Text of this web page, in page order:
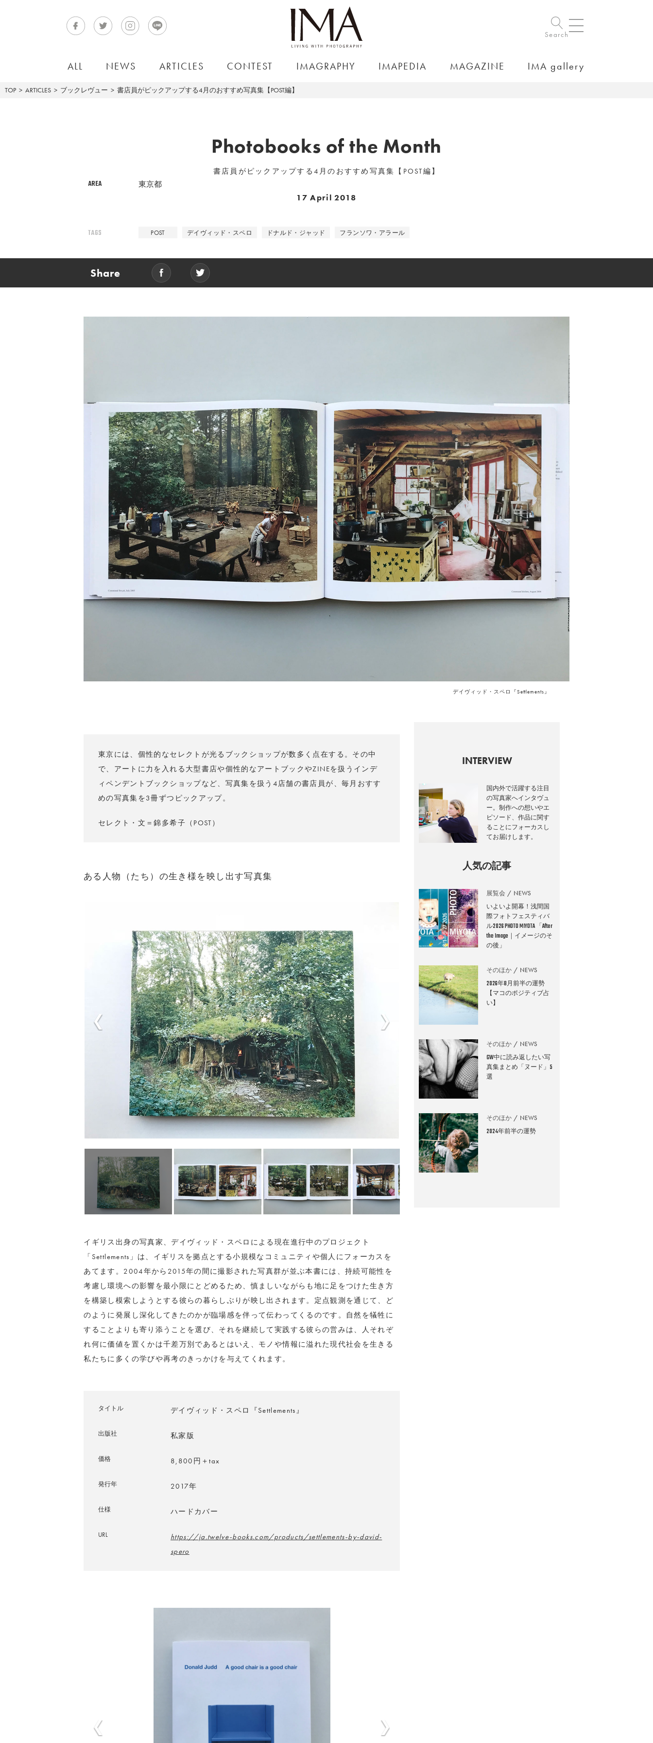
Search
ALL NEWS ARTICLES CONTEST IMAGRAPHY IMAPEDIA MAGAZINE IMA gallery
TOP ARTICLES ブックレヴュー 書店員がピックアップする4月のおすすめ写真集【POST編】
Photobooks of the Month
書店員がピックアップする4月のおすすめ写真集【POST編】
AREA 東京都
17 April 2018
TAGS POST デイヴィッド・スペロ ドナルド・ジャッド フランソワ・アラール
Share
デイヴィッド・スペロ『Settlements』
東京には、個性的なセレクトが光るブックショップが数多く点在する。その中
で、アートに力を入れる大型書店や個性的なアートブックやZINEを扱うインデ
ィペンデントブックショップなど、写真集を扱う4店舗の書店員が、毎月おすす
めの写真集を3冊ずつピックアップ。
セレクト・文＝錦多希子（POST）
ある人物（たち）の生き様を映し出す写真集
イギリス出身の写真家、デイヴィッド・スペロによる現在進行中のプロジェクト
「Settlements」は、イギリスを拠点とする小規模なコミュニティや個人にフォーカスを
あてます。2004年から2015年の間に撮影された写真群が並ぶ本書には、持続可能性を
考慮し環境への影響を最小限にとどめるため、慎ましいながらも地に足をつけた生き方
を構築し模索しようとする彼らの暮らしぶりが映し出されます。定点観測を通じて、ど
のように発展し深化してきたのかが臨場感を伴って伝わってくるのです。自然を犠牲に
することよりも寄り添うことを選び、それを継続して実践する彼らの営みは、人それぞ
れ何に価値を置くかは千差万別であるとはいえ、モノや情報に溢れた現代社会を生きる
私たちに多くの学びや再考のきっかけを与えてくれます。
タイトル デイヴィッド・スペロ『Settlements』
出版社 私家版
価格 8,800円＋tax
発行年 2017年
仕様 ハードカバー
URL
https://ja.twelve-books.com/products/settlements-by-david-
spero
INTERVIEW
国内外で活躍する注目
の写真家へインタヴュ
ー。制作への想いやエ
ピソード、作品に関す
ることにフォーカスし
てお届けします。
人気の記事
展覧会 NEWS
いよいよ開幕！浅間国
際フォトフェスティバ
ル2026 PHOTO MIYOTA 「After
the Image｜イメージのそ
の後」
そのほか NEWS
2026年8月前半の運勢
【マコのポジティブ占
い】
そのほか NEWS
GW中に読み返したい写
真集まとめ「ヌード」5
選
そのほか NEWS
2024年前半の運勢